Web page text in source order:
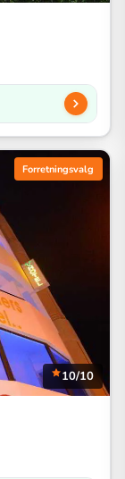
Forretningsvalg
10/10